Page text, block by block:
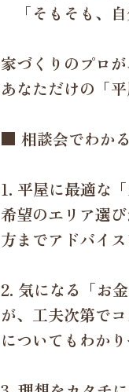
「そもそも、自
家づくりのプロ
あなただけの「
■ 相談会でわか
1. 平屋に最適な
希望のエリア選
方までアドバイス
2. 気になる「お
が、工夫次第で
についてもわか